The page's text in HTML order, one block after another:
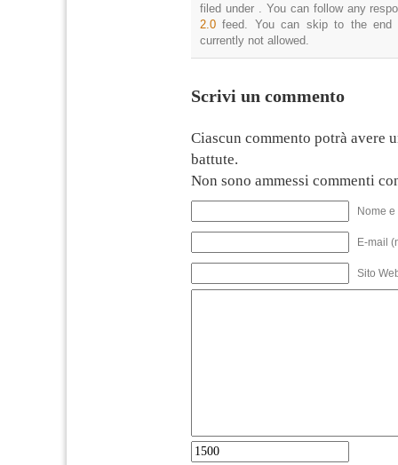
filed under . You can follow any
2.0 feed. You can skip to the end
currently not allowed.
Scrivi un commento
Ciascun commento potrà avere
battute.
Non sono ammessi commenti
Nome
E-mail
Sito